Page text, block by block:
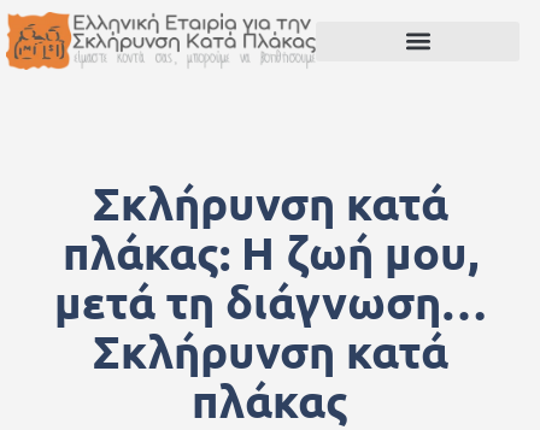
Σκλήρυνση κατά
πλάκας: Η ζωή μου,
μετά τη διάγνωση…
Σκλήρυνση κατά
πλάκας